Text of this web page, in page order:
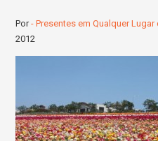
Por- Presentes em Qualquer
2012